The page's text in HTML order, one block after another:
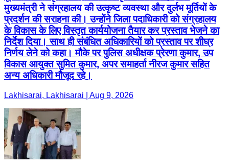
मुख्यमंत्री ने संग्रहालय की उत्कृष्ट व्यवस्था और दुर्लभ मूर्तियों के
प्रदर्शन की सराहना की। उन्होंने जिला पदाधिकारी को संग्रहालय
के विकास के लिए विस्तृत कार्ययोजना तैयार कर प्रस्ताव भेजने का
निर्देश दिया। साथ ही संबंधित अधिकारियों को प्रस्ताव पर शीघ्र
निर्णय लेने को कहा। मौके पर पुलिस अधीक्षक प्रेरणा कुमार, उप
विकास आयुक्त सुमित कुमार, अपर समाहर्ता नीरज कुमार सहित
अन्य अधिकारी मौजूद रहे।
Lakhisarai, Lakhisarai | Aug 9, 2026